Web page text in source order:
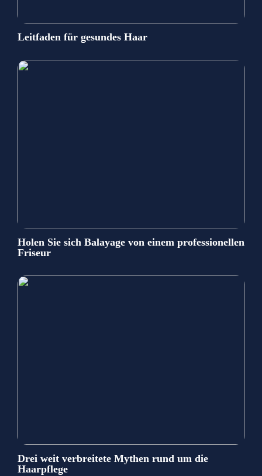
Leitfaden für gesundes Haar
Holen Sie sich Balayage von einem professionellen
Friseur
Drei weit verbreitete Mythen rund um die
Haarpflege